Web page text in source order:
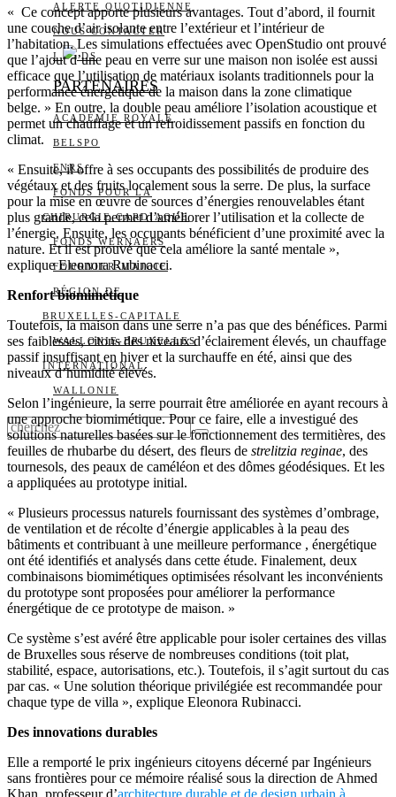
ALERTE QUOTIDIENNE
NOUS CONTACTER
I DS
PARTENAIRES
ACADÉMIE ROYALE
BELSPO
FNRS
FONDS POUR LA
CHIRURGIE CARDIAQUE
FONDS WERNAERS
FOURNIER-MAJOIE
RÉGION DE
BRUXELLES-CAPITALE
WALLONIE-BRUXELLES
INTERNATIONAL
WALLONIE
« Ce concept apporte plusieurs avantages. Tout d’abord, il fournit
une couche d’air isolante entre l’extérieur et l’intérieur de
l’habitation. Les simulations effectuées avec OpenStudio ont prouvé
que l’ajout d’une peau en verre sur une maison non isolée est aussi
efficace que l’utilisation de matériaux isolants traditionnels pour la
performance énergétique de la maison dans la zone climatique
belge. » En outre, la double peau améliore l’isolation acoustique et
permet un chauffage et un refroidissement passifs en fonction du
climat.
« Ensuite, il offre à ses occupants des possibilités de produire des
végétaux et des fruits localement sous la serre. De plus, la surface
pour la mise en œuvre de sources d’énergies renouvelables étant
plus grande, cela permet d’améliorer l’utilisation et la collecte de
l’énergie. Ensuite, les occupants bénéficient d’une proximité avec la
nature. Et il est prouvé que cela améliore la santé mentale »,
explique Eleonora Rubinacci.
Renfort biomimétique
Toutefois, la maison dans une serre n’a pas que des bénéfices. Parmi
ses faiblesses, citons des niveaux d’éclairement élevés, un chauffage
passif insuffisant en hiver et la surchauffe en été, ainsi que des
niveaux d’humidité élevés.
Selon l’ingénieure, la serre pourrait être améliorée en ayant recours à
une approche biomimétique. Pour ce faire, elle a investigué des
solutions naturelles basées sur le fonctionnement des termitières, des
feuilles de rhubarbe du désert, des fleurs de strelitzia reginae, des
tournesols, des peaux de caméléon et des dômes géodésiques. Et les
a appliquées au prototype initial.
« Plusieurs processus naturels fournissant des systèmes d’ombrage,
de ventilation et de récolte d’énergie applicables à la peau des
bâtiments et contribuant à une meilleure performance , énergétique
ont été identifiés et analysés dans cette étude. Finalement, deux
combinaisons biomimétiques optimisées résolvant les inconvénients
du prototype sont proposées pour améliorer la performance
énergétique de ce prototype de maison. »
Ce système s’est avéré être applicable pour isoler certaines des villas
de Bruxelles sous réserve de nombreuses conditions (toit plat,
stabilité, espace, autorisations, etc.). Toutefois, il s’agit surtout du cas
par cas. « Une solution théorique privilégiée est recommandée pour
chaque type de villa », explique Eleonora Rubinacci.
Des innovations durables
Elle a remporté le prix ingénieurs citoyens décerné par Ingénieurs
sans frontières pour ce mémoire réalisé sous la direction de Ahmed
Khan, professeur d’architecture durable et de design urbain à